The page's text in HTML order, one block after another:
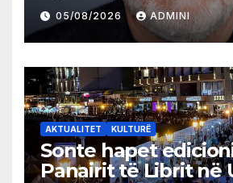
05/08/2026 ADMINI
AKTUALITET KULTURË
Sonte hapet
Panairit të Librit në